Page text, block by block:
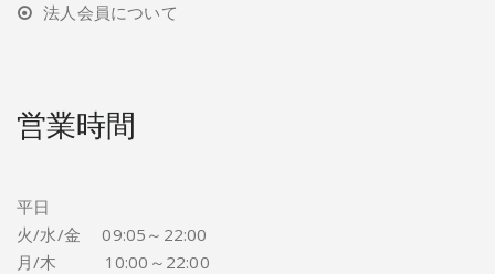
法人会員について
営業時間
平日
火/水/金 09:05～22:00
月/木 10:00～22:00